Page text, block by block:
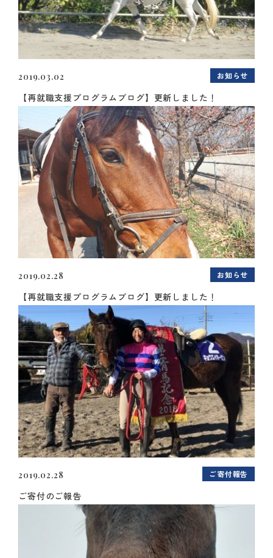
2019.03.02 お知らせ
【再就職支援プログラムブログ】更新しました！
2019.02.28 お知らせ
【再就職支援プログラムブログ】更新しました！
2019.02.28 ご寄付報告
ご寄付のご報告